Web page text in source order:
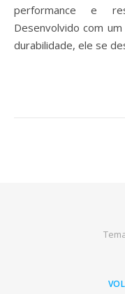
performance e
Desenvolvido com
durabilidade, ele se